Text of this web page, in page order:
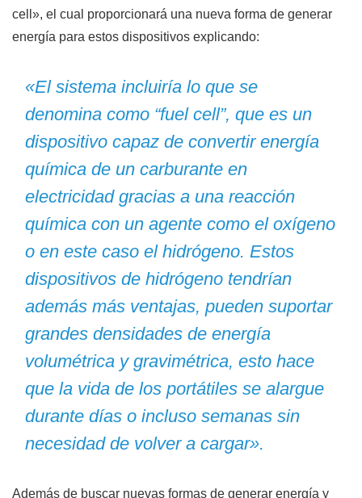
cell», el cual proporcionará una nueva forma de generar
energía para estos dispositivos explicando:
«El sistema incluiría lo que se
denomina como “fuel cell”, que es un
dispositivo capaz de convertir energía
química de un carburante en
electricidad gracias a una reacción
química con un agente como el oxígeno
o en este caso el hidrógeno. Estos
dispositivos de hidrógeno tendrían
además más ventajas, pueden suportar
grandes densidades de energía
volumétrica y gravimétrica, esto hace
que la vida de los portátiles se alargue
durante días o incluso semanas sin
necesidad de volver a cargar».
Además de buscar nuevas formas de generar energía y